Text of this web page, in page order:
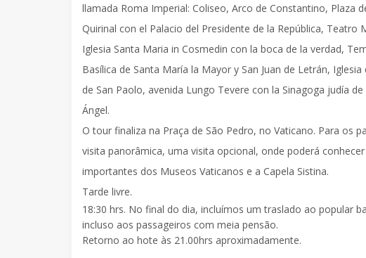
llamada Roma Imperial: Coliseo, Arco de Constantino, Plaza
Quirinal con el Palacio del Presidente de la República,
Iglesia Santa Maria in Cosmedin con la boca de la verdad,
Basílica de Santa María la Mayor y San Juan de Letrán,
de San Paolo, avenida Lungo Tevere con la Sinagoga judía
Ángel.
O tour finaliza na Praça de São Pedro, no Vaticano. Para os
visita panorâmica, uma visita opcional, onde poderá
importantes dos Museos Vaticanos e a Capela Sistina.
Tarde livre.
18:30 hrs. No final do dia, incluímos um traslado ao popular
incluso aos passageiros com meia pensão.
Retorno ao hote às 21.00hrs aproximadamente.